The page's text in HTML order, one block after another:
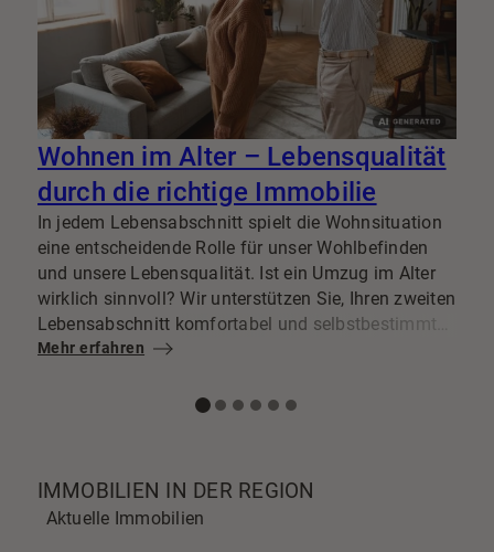
Wohnen im Alter – Lebensqualität
durch die richtige Immobilie
In jedem Lebensabschnitt spielt die Wohnsituation
eine entscheidende Rolle für unser Wohlbefinden
und unsere Lebensqualität. Ist ein Umzug im Alter
wirklich sinnvoll? Wir unterstützen Sie, Ihren zweiten
Lebensabschnitt komfortabel und selbstbestimmt
zu gestalten.
Mehr erfahren
IMMOBILIEN IN DER REGION
Aktuelle Immobilien